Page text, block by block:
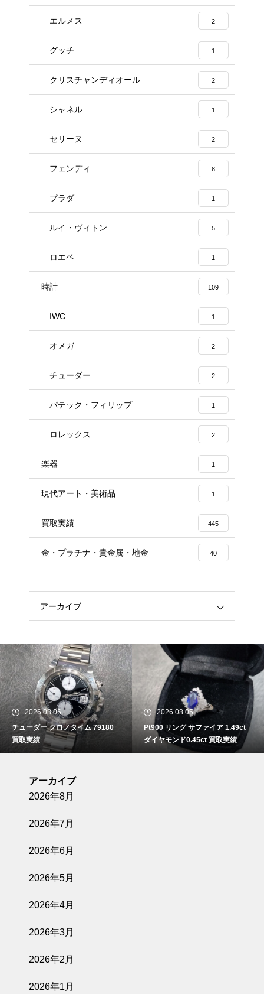
エルメス 2
グッチ 1
クリスチャンディオール 2
シャネル 1
セリーヌ 2
フェンディ 8
プラダ 1
ルイ・ヴィトン 5
ロエベ 1
時計 109
IWC 1
オメガ 2
チューダー 2
パテック・フィリップ 1
ロレックス 2
楽器 1
現代アート・美術品 1
買取実績 445
金・プラチナ・貴金属・地金 40
アーカイブ
2026.08.06
チューダー クロノタイム 79180
買取実績
2026.08.05
Pt900 リング サファイア 1.49ct
ダイヤモンド0.45ct 買取実績
アーカイブ
2026年8月
2026年7月
2026年6月
2026年5月
2026年4月
2026年3月
2026年2月
2026年1月